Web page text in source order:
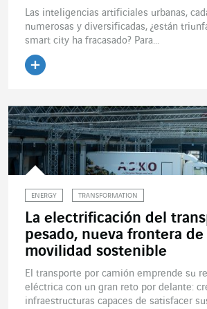
Las inteligencias artificiales urbanas,
numerosas y diversificadas, ¿están
smart city ha fracasado? Para...
ENERGY TRANSFORMATION
La electrificación del
pesado, nueva frontera de
movilidad sostenible
El transporte por camión emprende su
eléctrica con un gran reto por delante:
infraestructuras capaces de satisfacer